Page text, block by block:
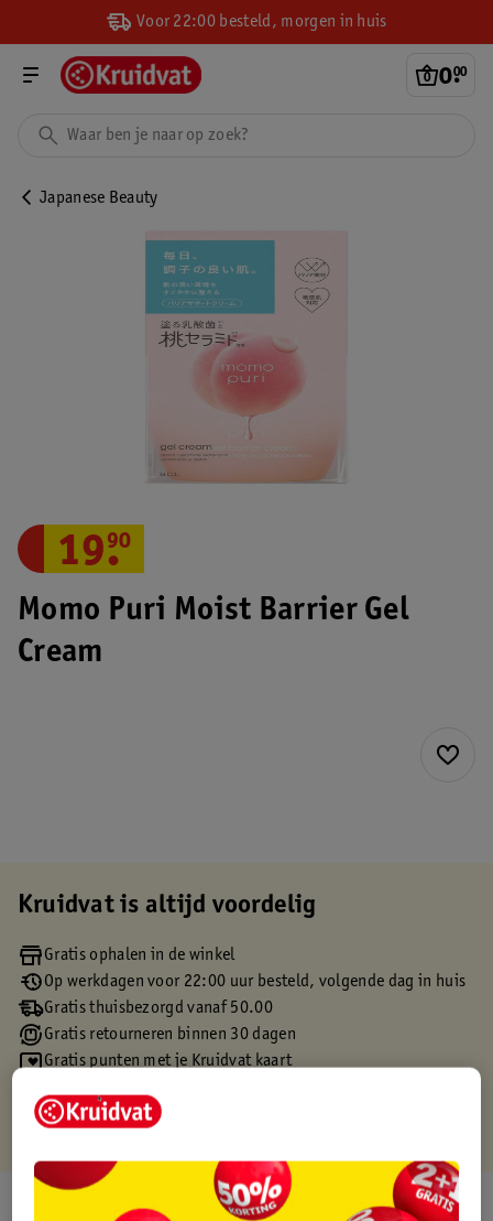
Voor 22:00 besteld, morgen in huis
0.
00
Japanese Beauty
Momo Puri Moist Barrier Gel
Cream
19.
90
Kruidvat is altijd voordelig
Gratis ophalen in de winkel
Op werkdagen voor 22:00 uur besteld, volgende dag in huis
Gratis thuisbezorgd vanaf 50.00
Gratis retourneren binnen 30 dagen
Gratis punten met je Kruidvat kaart
Over dit product